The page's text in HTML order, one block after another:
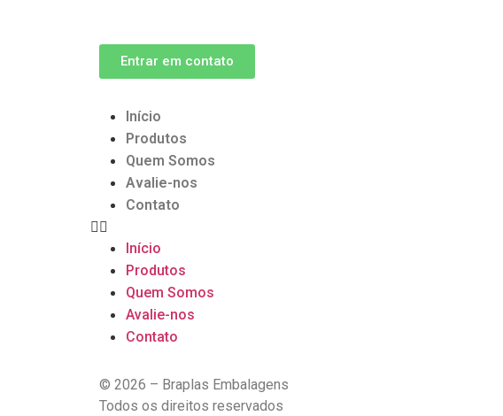
Entrar em contato
Início
Produtos
Quem Somos
Avalie-nos
Contato
Início
Produtos
Quem Somos
Avalie-nos
Contato
© 2026 – Braplas Embalagens
Todos os direitos reservados